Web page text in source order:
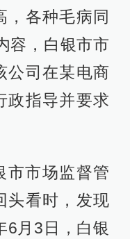
，各种毛病同
容，白银市市
公司在某电商
政指导并要求
市市场监督管
头看时，发现
6月3日，白银